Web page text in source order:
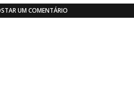
UM COMENTÁRIO